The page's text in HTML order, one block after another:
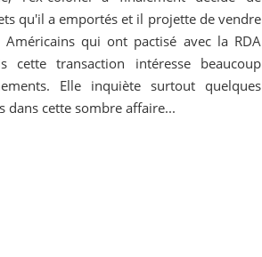
qu'il a emportés et il projette de vendre
qui ont pactisé avec la RDA
transaction intéresse beaucoup
Elle inquiète surtout quelques
dans cette sombre affaire...